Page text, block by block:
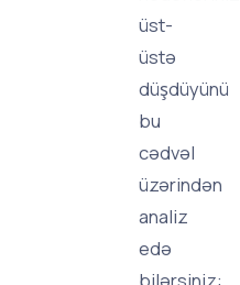
üst-
üstə
düşdüyünü
bu
cədvəl
üzərindən
analiz
edə